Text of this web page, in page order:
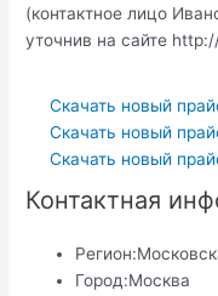
(контактное лицо
уточнив на сайте
Скачать новый
Скачать новый
Скачать новый
Контактная
Регион:
Город:Москва